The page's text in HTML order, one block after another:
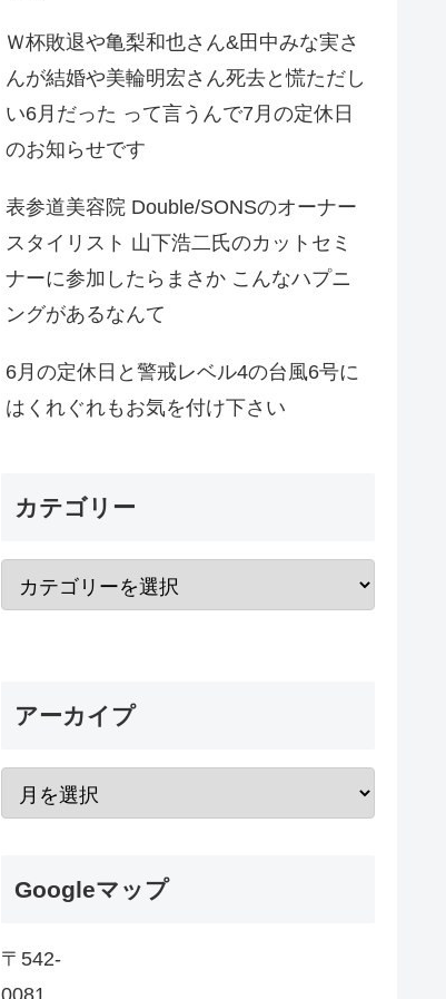
Ｗ杯敗退や亀梨和也さん&田中みな実さ
んが結婚や美輪明宏さん死去と慌ただし
い6月だった って言うんで7月の定休日
のお知らせです
表参道美容院 Double/SONSのオーナー
スタイリスト 山下浩二氏のカットセミ
ナーに参加したらまさか こんなハプニ
ングがあるなんて
6月の定休日と警戒レベル4の台風6号に
はくれぐれもお気を付け下さい
カテゴリー
アーカイプ
Googleマップ
〒542-
0081